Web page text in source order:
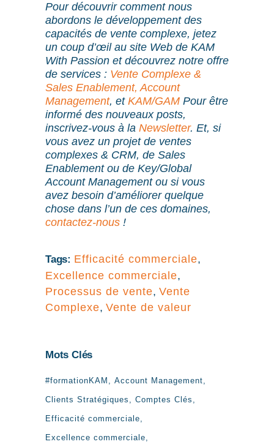
Pour découvrir comment nous
abordons le développement des
capacités de vente complexe, jetez
un coup d’œil au site Web de KAM
With Passion et découvrez notre offre
de services : Vente Complexe &
Sales Enablement, Account
Management, et KAM/GAM Pour être
informé des nouveaux posts,
inscrivez-vous à la Newsletter. Et, si
vous avez un projet de ventes
complexes & CRM, de Sales
Enablement ou de Key/Global
Account Management ou si vous
avez besoin d’améliorer quelque
chose dans l’un de ces domaines,
contactez-nous !
Tags: Efficacité commerciale,
Excellence commerciale,
Processus de vente, Vente
Complexe, Vente de valeur
Mots Clés
#formationKAM Account Management
Clients Stratégiques Comptes Clés
Efficacité commerciale
Excellence commerciale